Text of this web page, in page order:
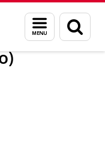
Menu
en
zoeken
Heijmans